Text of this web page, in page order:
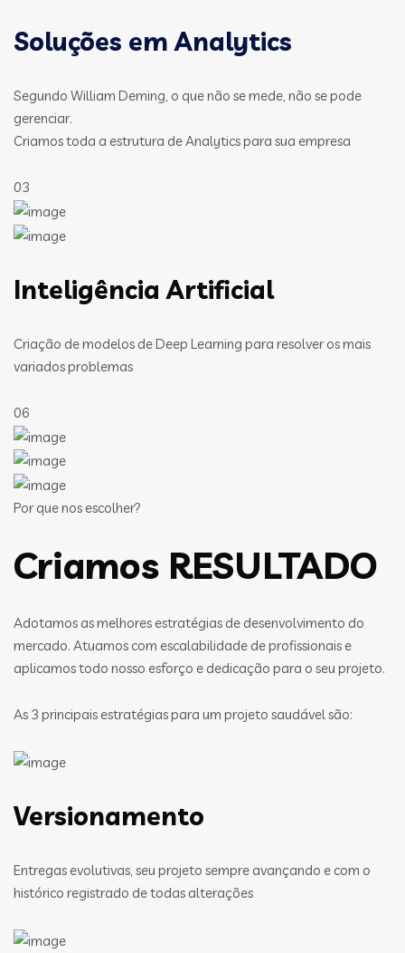
Soluções em Analytics
Segundo William Deming, o que não se mede, não se pode
gerenciar.
Criamos toda a estrutura de Analytics para sua empresa
03
Inteligência Artificial
Criação de modelos de Deep Learning para resolver os mais
variados problemas
06
Por que nos escolher?
Criamos RESULTADO
Adotamos as melhores estratégias de desenvolvimento do
mercado. Atuamos com escalabilidade de profissionais e
aplicamos todo nosso esforço e dedicação para o seu projeto.
As 3 principais estratégias para um projeto saudável são:
Versionamento
Entregas evolutivas, seu projeto sempre avançando e com o
histórico registrado de todas alterações